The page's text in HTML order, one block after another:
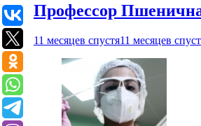
Профессор
11 месяцев спустя11 месяцев